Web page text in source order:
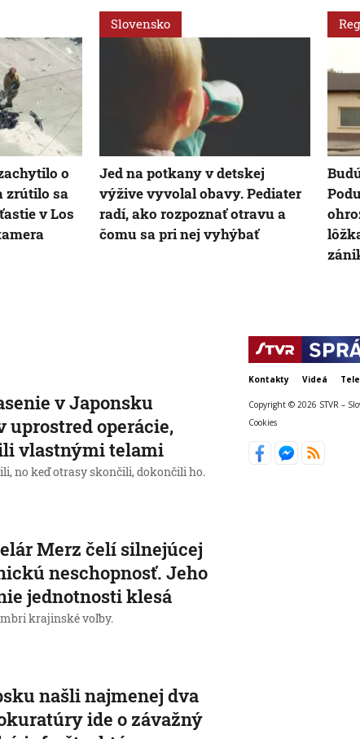
o
zrútilo sa
v Los
Slovensko
Jed na potkany v detskej
výžive vyvolal obavy. Pediater
radí, ako rozpoznať otravu a
čomu sa pri nej vyhýbať
v Japonsku
uprostred operácie,
vlastnými telami
no keď otrasy skončili, dokončili ho.
Merz čelí silnejúcej
neschopnosť. Jeho
jednotnosti klesá
krajinské voľby.
našli najmenej dva
ide o závažný
Kontakty Videá
Copyright © 2026 STVR –
Cookies